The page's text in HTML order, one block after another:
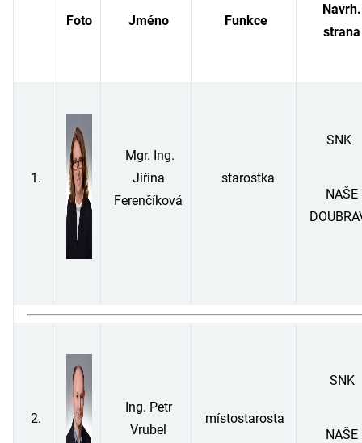
Foto Jméno Funkce
Navrh.
strana
1.
Mgr. Ing.
Jiřina
Ferenčíková
starostka
SNK
NAŠE
2.
Ing. Petr
Vrubel
místostarosta
SNK
NAŠE